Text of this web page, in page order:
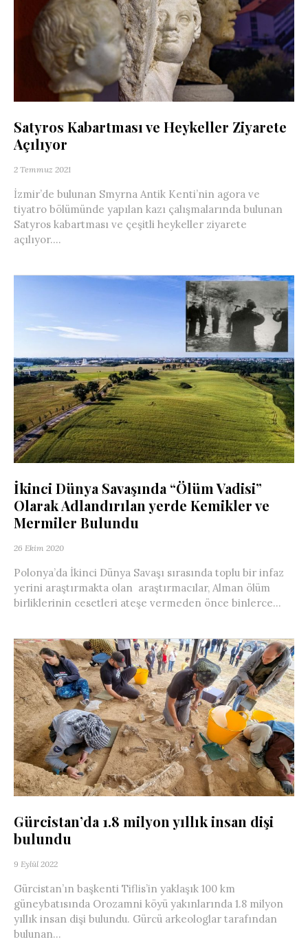
Satyros Kabartması ve Heykeller Ziyarete
Açılıyor
2 Temmuz 2021
İzmir’de bulunan Smyrna Antik Kenti’nin agora ve
tiyatro bölümünde yapılan kazı çalışmalarında bulunan
Satyros kabartması ve çeşitli heykeller ziyarete
açılıyor....
İkinci Dünya Savaşında “Ölüm Vadisi”
Olarak Adlandırılan yerde Kemikler ve
Mermiler Bulundu
26 Ekim 2020
Polonya’da İkinci Dünya Savaşı sırasında toplu bir infaz
yerini araştırmakta olan araştırmacılar, Alman ölüm
birliklerinin cesetleri ateşe vermeden önce binlerce...
Gürcistan’da 1.8 milyon yıllık insan dişi
bulundu
9 Eylül 2022
Gürcistan’ın başkenti Tiflis’in yaklaşık 100 km
güneybatısında Orozamni köyü yakınlarında 1.8 milyon
yıllık insan dişi bulundu. Gürcü arkeologlar tarafından
bulunan...